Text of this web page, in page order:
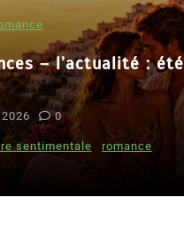
– l’actualité : été
0
sentimentale romance